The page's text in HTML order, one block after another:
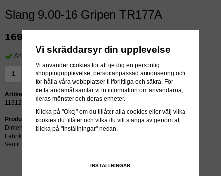
Slang 9.00-16 Gripen TR177A
169 kr
Antal i lager: 18 st
LÄGG I VARUKORG »
Artikelnummer:
11312
Produktbeskrivning:
Dimension: 9.00-16
Fabrikat: Gripen
Ventil: TR177A
Vi skräddarsyr din upplevelse
Vi använder cookies för att ge dig en personlig
shoppingupplevelse, personanpassad annonsering och
för hålla våra webbplatser tillförlitliga och säkra. För
detta ändamål samlar vi in information om användarna,
deras mönster och deras enheter.
Klicka på "Okej" om du tillåter alla cookies eller välj vilka
cookies du tillåter och vilka du vill stänga av genom att
klicka på "Inställningar" nedan.
INSTÄLLNINGAR